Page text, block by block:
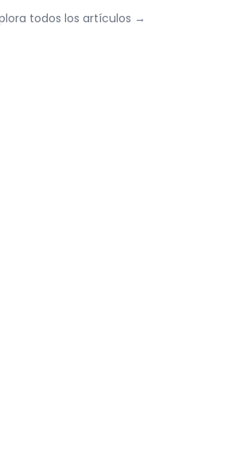
todos los artículos →